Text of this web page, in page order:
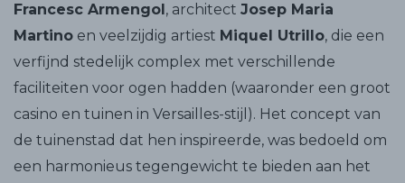
Francesc Armengol, architect Josep Maria
Martino en veelzijdig artiest Miquel Utrillo, die een
verfijnd stedelijk complex met verschillende
faciliteiten voor ogen hadden (waaronder een groot
casino en tuinen in Versailles-stijl). Het concept van
de tuinenstad dat hen inspireerde, was bedoeld om
een harmonieus tegengewicht te bieden aan het